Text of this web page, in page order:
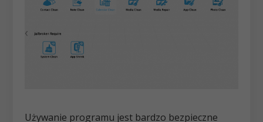
Używanie programu jest bardzo bezpieczne